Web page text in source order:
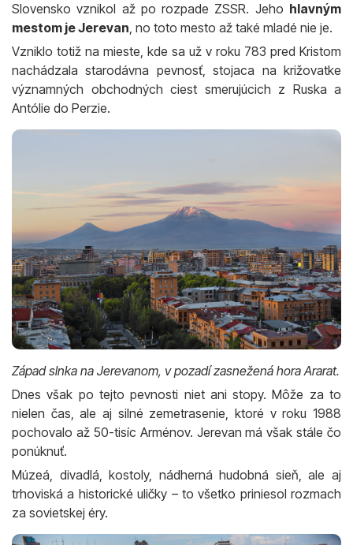
Slovensko vznikol až po rozpade ZSSR. Jeho hlavným
mestom je Jerevan, no toto mesto až také mladé nie je.
Vzniklo totiž na mieste, kde sa už v roku 783 pred Kristom
nachádzala starodávna pevnosť, stojaca na križovatke
významných obchodných ciest smerujúcich z Ruska a
Antólie do Perzie.
Západ slnka na Jerevanom, v pozadí zasnežená hora Ararat.
Dnes však po tejto pevnosti niet ani stopy. Môže za to
nielen čas, ale aj silné zemetrasenie, ktoré v roku 1988
pochovalo až 50-tisíc Arménov. Jerevan má však stále čo
ponúknuť.
Múzeá, divadlá, kostoly, nádherná hudobná sieň, ale aj
trhoviská a historické uličky – to všetko priniesol rozmach
za sovietskej éry.